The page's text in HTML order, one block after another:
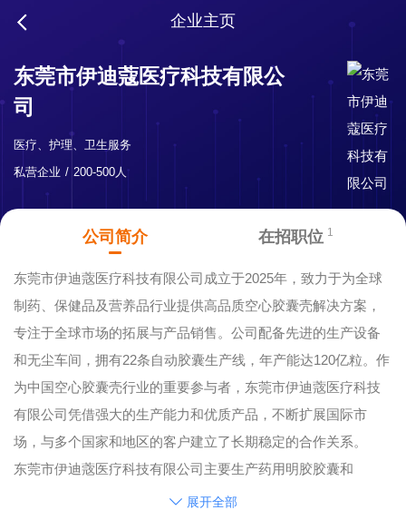
企业主页
东莞市伊迪蔻医疗科技有限公
司
医疗、护理、卫生服务
私营企业
200-500人
公司简介 在招职位 1
东莞市伊迪蔲医疗科技有限公司成立于2025年，致力于为全球
制药、保健品及营养品行业提供高品质空心胶囊壳解决方案，
专注于全球市场的拓展与产品销售。公司配备先进的生产设备
和无尘车间，拥有22条自动胶囊生产线，年产能达120亿粒。作
为中国空心胶囊壳行业的重要参与者，东莞市伊迪蔲医疗科技
有限公司凭借强大的生产能力和优质产品，不断扩展国际市
场，与多个国家和地区的客户建立了长期稳定的合作关系。
东莞市伊迪蔲医疗科技有限公司主要生产药用明胶胶囊和
HPMC胶囊，所有产品均通过了多项国际认证，包括FDA和
展开全部